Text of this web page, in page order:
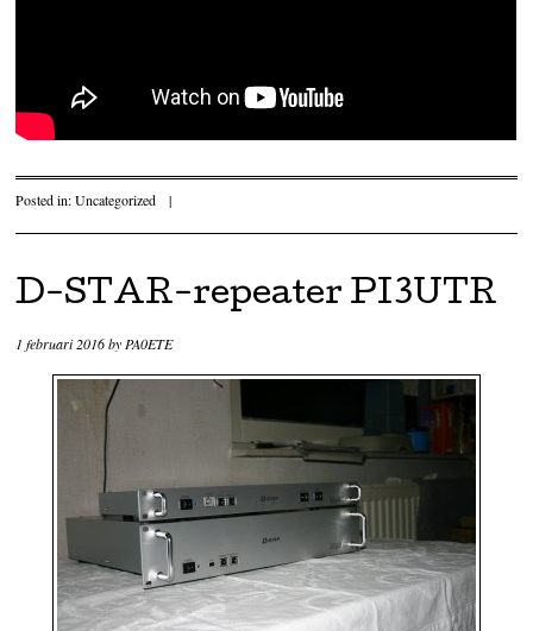
Posted in:Uncategorized |
D-STAR-repeater PI3UTR
1 februari 2016by PA0ETE